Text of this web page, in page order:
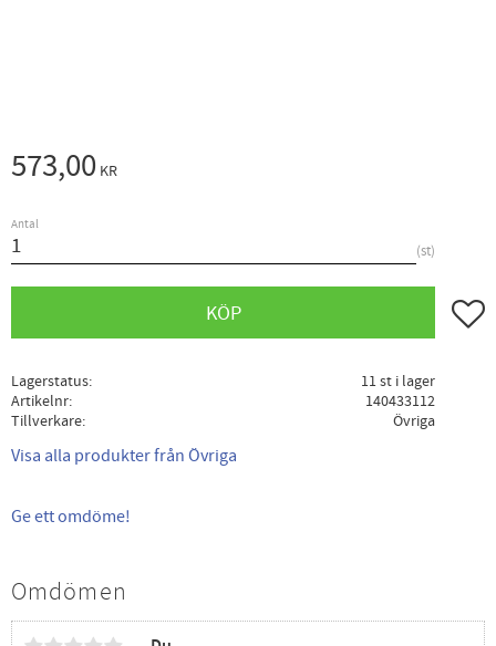
573,00 KR
Antal
st
KÖP Lägg
Lagerstatus
11 st i lager
Artikelnr
140433112
Tillverkare
Övriga
Visa alla produkter från Övriga
Ge ett omdöme!
Omdömen